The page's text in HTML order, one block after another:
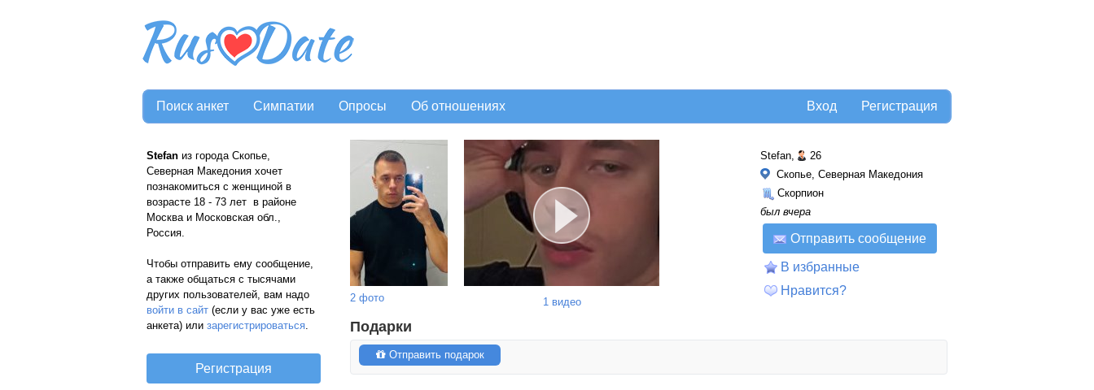
Поиск анкет Симпатии Опросы Об отношениях Регистрация
Вход
Stefan из города Скопье,
Северная Македония хочет
познакомиться с женщиной в
возрасте 18 - 73 лет в районе
Москва и Московская обл.,
Россия.
Чтобы отправить ему сообщение,
а также общаться с тысячами
других пользователей, вам надо
войти в сайт (если у вас уже есть
анкета) или зарегистрироваться.
2 фото 1 видео
Stefan,
26
Скопье, Северная Македония
Скорпион
был вчера
Отправить сообщение
В избранные
Нравится?
Подарки
Отправить подарок